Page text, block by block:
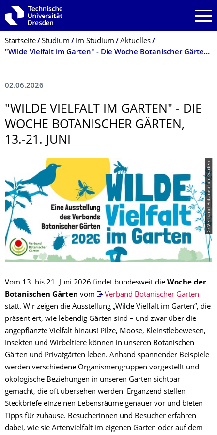
Zur Hauptnavigation springen
Zur Suche springen
Zum Inhalt springen
Breadcrumb-Menü
Startseite Studium Im Studium
Aktuelles
"Wilde Vielfalt im Garten" - Die Woche Botanischer Gärten, 13.-21. Juni
02.06.2026
"WILDE VIELFALT IM GARTEN" - DIE
WOCHE BOTANISCHER GÄRTEN,
13.-21. JUNI
© Verband Botanischer Gärten
Vom 13. bis 21. Juni 2026 findet bundesweit die Woche der
Botanischen Gärten vom
Verband Botanischer Gärten
statt. Wir zeigen die Ausstellung „Wilde Vielfalt im Garten“, die
präsentiert, wie lebendig Gärten sind – und zwar über die
angepflanzte Vielfalt hinaus! Pilze, Moose, Kleinstlebewesen,
Insekten und Wirbeltiere können in unseren Botanischen
Gärten und Privatgärten leben. Anhand spannender Beispiele
werden verschiedene Organismengruppen vorgestellt und
ökologische Beziehungen in unseren Gärten sichtbar
gemacht, die oft übersehen werden. Ergänzend stellen
Steckbriefe einzelnen Lebensräume genauer vor und bieten
Tipps für zuhause. Besucherinnen und Besucher erfahren
dabei, wie sie Artenvielfalt im eigenen Garten oder auf dem